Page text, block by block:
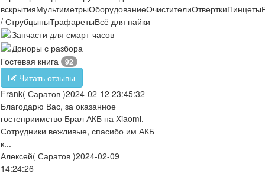
вскрытияМультиметрыОборудованиеОчистителиОтверткиПинцеты
/ СтрубцыныТрафаретыВсё для пайки
Запчасти для смарт-часов
Доноры с разбора
Гостевая книга
92
Читать отзывы
Frank( Саратов )2024-02-12 23:45:32
Благодарю Вас, за оказанное
гостеприимство Брал АКБ на Xiaomi.
Сотрудники вежливые, спасибо им АКБ
к...
Алексей( Саратов )2024-02-09
14:24:26